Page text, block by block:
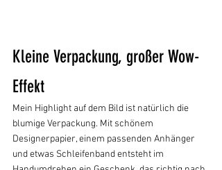
Kleine Verpackung, großer Wow-
Effekt
Mein Highlight auf dem Bild ist natürlich die
blumige Verpackung. Mit schönem
Designerpapier, einem passenden Anhänger
und etwas Schleifenband entsteht im